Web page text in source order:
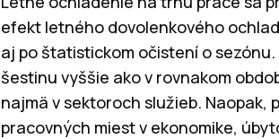
efekt letného dovolenkového
aj po štatistickom očistení o
šestinu vyššie ako v rovnakom
najmä v sektoroch služieb. Naopak,
pracovných miest v ekonomike,